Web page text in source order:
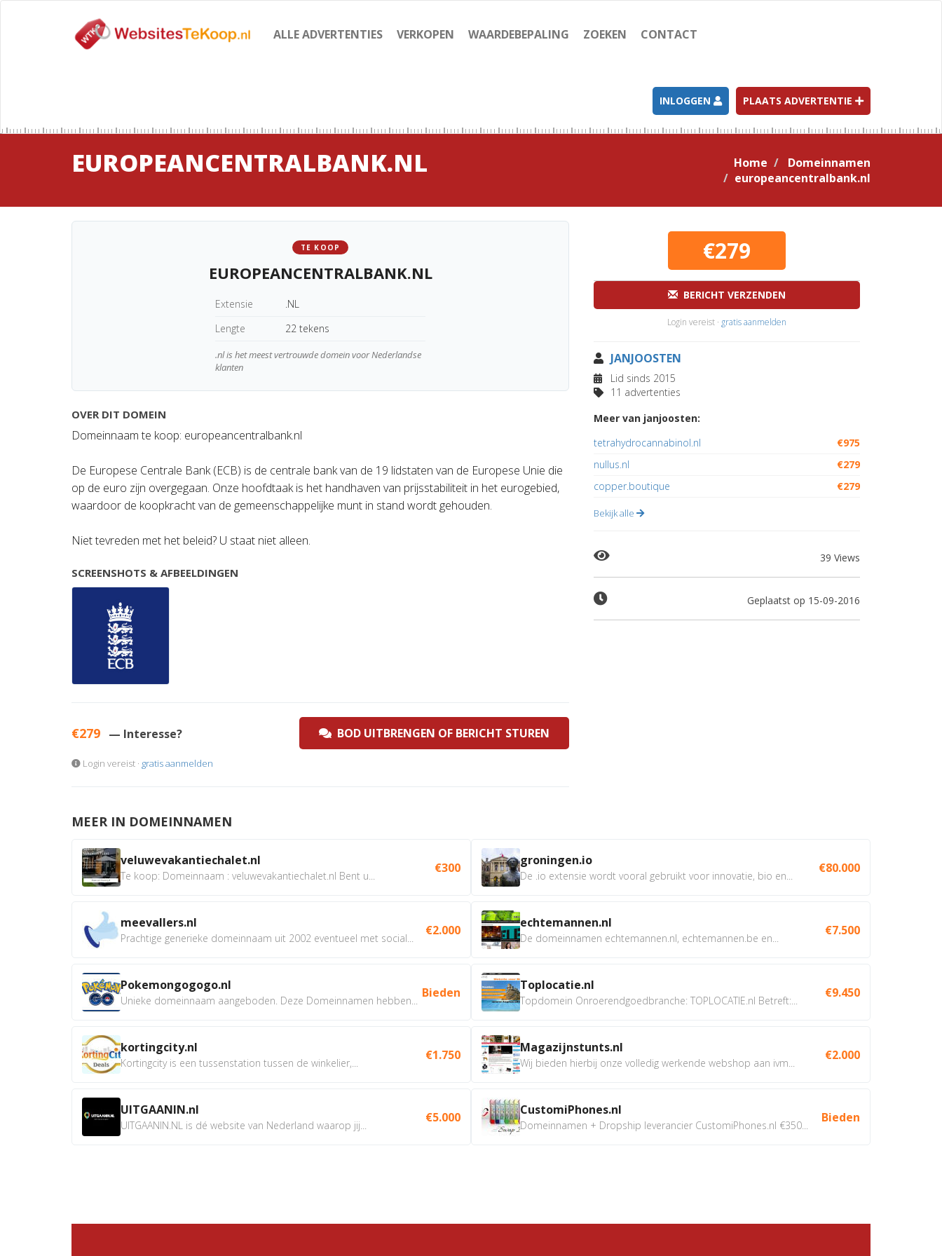
ALLE ADVERTENTIES VERKOPEN WAARDEBEPALING ZOEKEN CONTACT
INLOGGEN PLAATS ADVERTENTIE
EUROPEANCENTRALBANK.NL Home
Domeinnamen
europeancentralbank.nl
TE KOOP
EUROPEANCENTRALBANK.NL
Extensie
.NL
Lengte
22 tekens
.nl is het meest vertrouwde domein voor Nederlandse
klanten
OVER DIT DOMEIN
Domeinnaam te koop: europeancentralbank.nl
De Europese Centrale Bank (ECB) is de centrale bank van de 19 lidstaten van de Europese Unie die
op de euro zijn overgegaan. Onze hoofdtaak is het handhaven van prijsstabiliteit in het eurogebied,
waardoor de koopkracht van de gemeenschappelijke munt in stand wordt gehouden.
Niet tevreden met het beleid? U staat niet alleen.
SCREENSHOTS & AFBEELDINGEN
€279 — Interesse? BOD UITBRENGEN OF BERICHT STUREN
Login vereist · gratis aanmelden
€279
BERICHT VERZENDEN
Login vereist · gratis aanmelden
JANJOOSTEN
Lid sinds 2015
11 advertenties
Meer van janjoosten:
tetrahydrocannabinol.nl
€975
nullus.nl
€279
copper.boutique
€279
Bekijk alle
39 Views
Geplaatst op 15-09-2016
MEER IN DOMEINNAMEN
veluwevakantiechalet.nl
Te koop: Domeinnaam : veluwevakantiechalet.nl Bent u...
€300
meevallers.nl
Prachtige generieke domeinnaam uit 2002 eventueel met social...
€2.000
Pokemongogogo.nl
Unieke domeinnaam aangeboden. Deze Domeinnamen hebben...
Bieden
kortingcity.nl
Kortingcity is een tussenstation tussen de winkelier,...
€1.750
UITGAANIN.nl
UITGAANIN.NL is dé website van Nederland waarop jij...
€5.000
groningen.io
De .io extensie wordt vooral gebruikt voor innovatie, bio en...
€80.000
echtemannen.nl
De domeinnamen echtemannen.nl, echtemannen.be en...
€7.500
Toplocatie.nl
Topdomein Onroerendgoedbranche: TOPLOCATIE.nl Betreft:...
€9.450
Magazijnstunts.nl
Wij bieden hierbij onze volledig werkende webshop aan ivm...
€2.000
CustomiPhones.nl
Domeinnamen + Dropship leverancier CustomiPhones.nl €350...
Bieden